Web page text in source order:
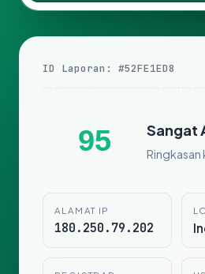
ID Laporan: #52FE1ED8
95 Sangat
ALAMAT IP
180.250.79.202